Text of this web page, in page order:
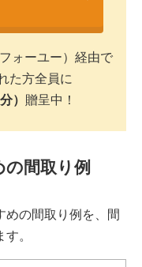
ォーユー）経由で
た方全員に
） 贈呈中！
間取り例
めの間取り例を、間
。